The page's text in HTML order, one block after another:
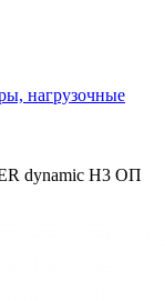
нагрузочные
dynamic H3 ОП